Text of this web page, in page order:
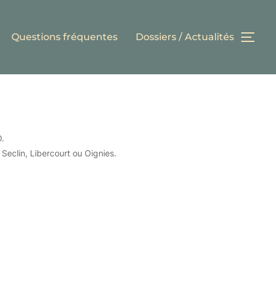
Questions fréquentes Dossiers / Actualités
Libercourt ou Oignies.